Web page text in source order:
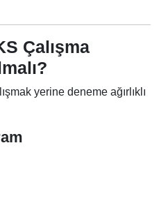
Çalışma
yerine deneme ağırlıklı